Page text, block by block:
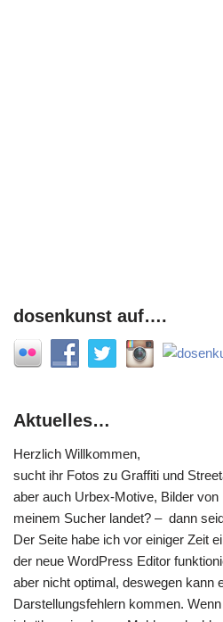
dosenkunst auf….
Aktuelles…
Herzlich Willkommen,
sucht ihr Fotos zu Graffiti und
aber auch Urbex-Motive, Bilder
meinem Sucher landet? – dann
Der Seite habe ich vor einiger Zeit
der neue WordPress Editor
aber nicht optimal, deswegen kann
Darstellungsfehlern kommen.